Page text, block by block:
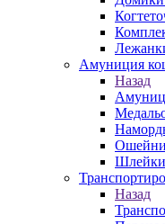
Амуниция
Назад
Шлейки
Назад